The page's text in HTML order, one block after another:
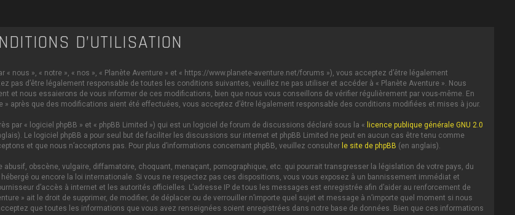
D’UTILISATION
« nous », « notre », « nos », « Planète Aventure » et « https://www.planete-aventure.net/forums »), vous acceptez d’être légalement
pas d’être légalement responsable de toutes les conditions suivantes, veuillez ne pas utiliser et accéder à « Planète Aventure ». Nous
et nous essaierons de vous informer de ces modifications, bien que nous vous conseillons de vérifier régulièrement par vous-même. En
» après que des modifications aient été effectuées, vous acceptez d’être légalement responsable des conditions modifiées et mises à jour.
par « logiciel phpBB » et « phpBB Limited ») qui est un logiciel de forum de discussions déclaré sous la « licence publique générale GNU 2.0
Le logiciel phpBB a pour seul but de faciliter les discussions sur internet et phpBB Limited ne peut en aucun cas être tenu comme
et que nous n’acceptons pas. Pour plus d’informations concernant phpBB, veuillez consulter le site de phpBB (en anglais).
obscène, vulgaire, diffamatoire, choquant, menaçant, pornographique, etc. qui pourrait transgresser la législation de votre pays, du
ou encore la loi internationale. Si vous ne respectez pas ces dispositions, vous vous exposez à un bannissement immédiat et
d’accès à internet et les autorités officielles. L’adresse IP de tous les messages est enregistrée afin d’aider au renforcement de
» ait le droit de supprimer, de modifier, de déplacer ou de verrouiller n’importe quel sujet et message à n’importe quel moment si nous
que toutes les informations que vous avez renseignées soient enregistrées dans notre base de données. Bien que ces informations